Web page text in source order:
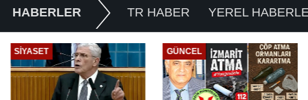
HABERLER TR HABER YEREL
GÜNCEL EKONOMI